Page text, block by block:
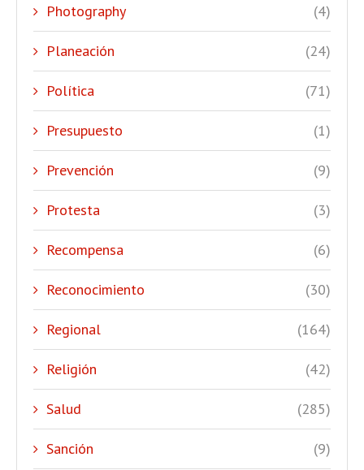
Photography (4)
Planeación (24)
Política (71)
Presupuesto (1)
Prevención (9)
Protesta (3)
Recompensa (6)
Reconocimiento (30)
Regional (164)
Religión (42)
Salud (285)
Sanción (9)